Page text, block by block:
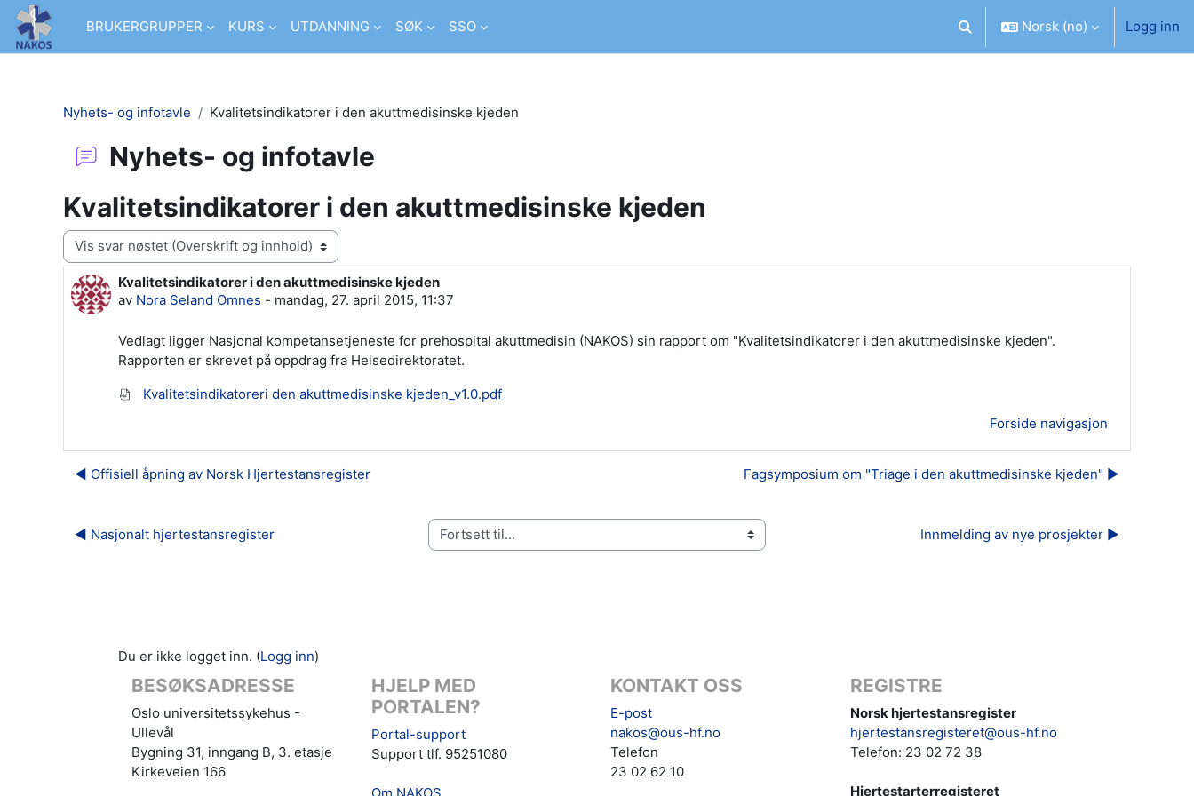
Gå til hovedinnhold
BRUKERGRUPPER
KURS UTDANNING SØK SSO Veksle inndata for søk
Norsk ‎(no)‎ Logg inn
Nyhets- og infotavle Kvalitetsindikatorer i den akuttmedisinske kjeden
Nyhets- og infotavle
Kvalitetsindikatorer i den akuttmedisinske kjeden
Visningsmodus
Kvalitetsindikatorer i den akuttmedisinske kjeden
av Nora Seland Omnes - mandag, 27. april 2015, 11:37
Antall svar: 0
Vedlagt ligger Nasjonal kompetansetjeneste for prehospital akuttmedisin (NAKOS) sin rapport om "Kvalitetsindikatorer i den akuttmedisinske kjeden".
Rapporten er skrevet på oppdrag fra Helsedirektoratet.
Kvalitetsindikatoreri den akuttmedisinske kjeden_v1.0.pdf
Forside navigasjon
◀︎ Offisiell åpning av Norsk Hjertestansregister Fagsymposium om "Triage i den akuttmedisinske kjeden" ▶︎
◀︎ Nasjonalt hjertestansregister Fortsett til... Innmelding av nye prosjekter ▶︎
Du er ikke logget inn. (Logg inn)
BESØKSADRESSE
Oslo universitetssykehus -
Ullevål
Bygning 31, inngang B, 3. etasje
Kirkeveien 166
HJELP MED
PORTALEN?
Portal-support
Support tlf. 95251080
KONTAKT OSS
E-post
nakos@ous-hf.no
Telefon
23 02 62 10
REGISTRE
Norsk hjertestansregister
hjertestansregisteret@ous-hf.no
Telefon: 23 02 72 38
Hjertestarterregisteret